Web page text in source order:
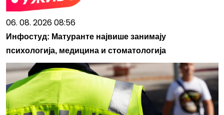
06. 08. 2026 08:56
Инфостуд: Матуранте највише занимају
психологија, медицина и стоматологија